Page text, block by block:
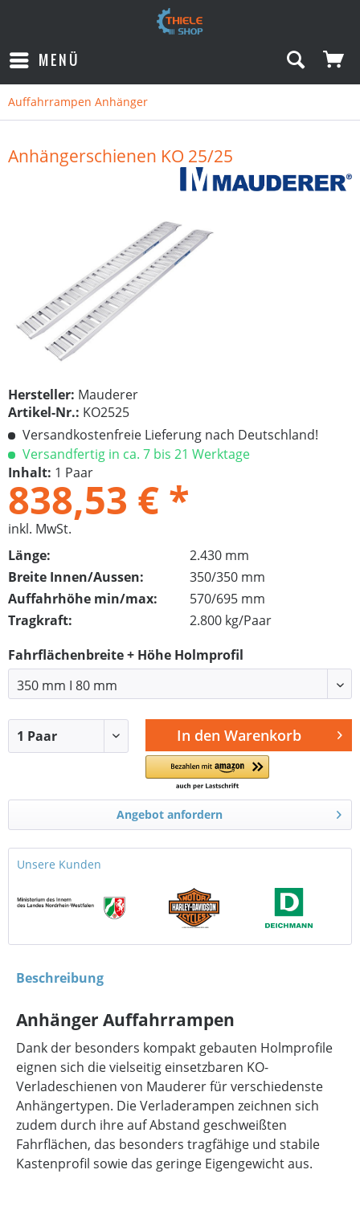
MENÜ
Auffahrrampen Anhänger
Anhängerschienen KO 25/25
Hersteller: Mauderer
Artikel-Nr.: KO2525
Versandkostenfreie Lieferung nach Deutschland!
Versandfertig in ca. 7 bis 21 Werktage
Inhalt: 1 Paar
838,53 € *
inkl. MwSt.
Länge:
2.430 mm
Breite Innen/Aussen:
350/350 mm
Auffahrhöhe min/max:
570/695 mm
Tragkraft:
2.800 kg/Paar
Fahrflächenbreite + Höhe Holmprofil
In den Warenkorb
Angebot anfordern
Unsere Kunden
Beschreibung
Anhänger Auffahrrampen
Dank der besonders kompakt gebauten Holmprofile
eignen sich die vielseitig einsetzbaren KO-
Verladeschienen von Mauderer für verschiedenste
Anhängertypen. Die Verladerampen zeichnen sich
zudem durch ihre auf Abstand geschweißten
Fahrflächen, das besonders tragfähige und stabile
Kastenprofil sowie das geringe Eigengewicht aus.